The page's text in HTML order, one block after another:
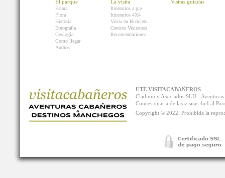
El parque
Fauna
Flora
Historia
Etnografía
Geología
Como llegar
Audios
La visita
Itinerarios a pie
Itinerarios 4X4
Visita en Bicicleta
Centros Visitantes
Recomendaciones
Visitas guiadas
UTE VISITACABAÑEROS
Cladium y Asociados SLU -
Concesionaria de las visitas 4x4 al
Copyright © 2022. Prohibida la